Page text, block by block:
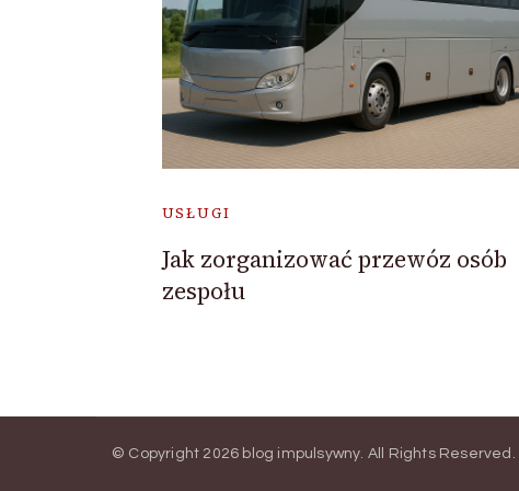
USŁUGI
Jak zorganizować przewóz osób
zespołu
© Copyright 2026 blog impulsywny . All Rights Reserved.